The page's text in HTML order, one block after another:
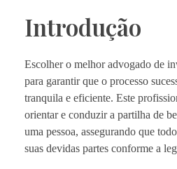
Introdução
Escolher o melhor advogado de
para garantir que o processo
tranquila e eficiente. Este
orientar e conduzir a partilha de
uma pessoa, assegurando que
suas devidas partes conforme a